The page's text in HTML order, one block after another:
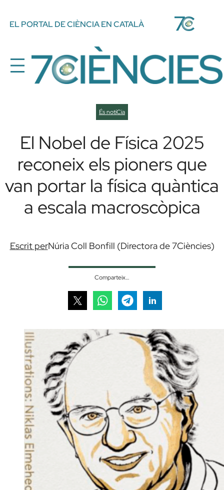
EL PORTAL DE CIÈNCIA EN CATALÀ
És notíCia
El Nobel de Física 2025
reconeix els pioners que
van portar la física quàntica
a escala macroscòpica
Escrit perNúria Coll Bonfill (Directora de 7Ciències)
Comparteix…